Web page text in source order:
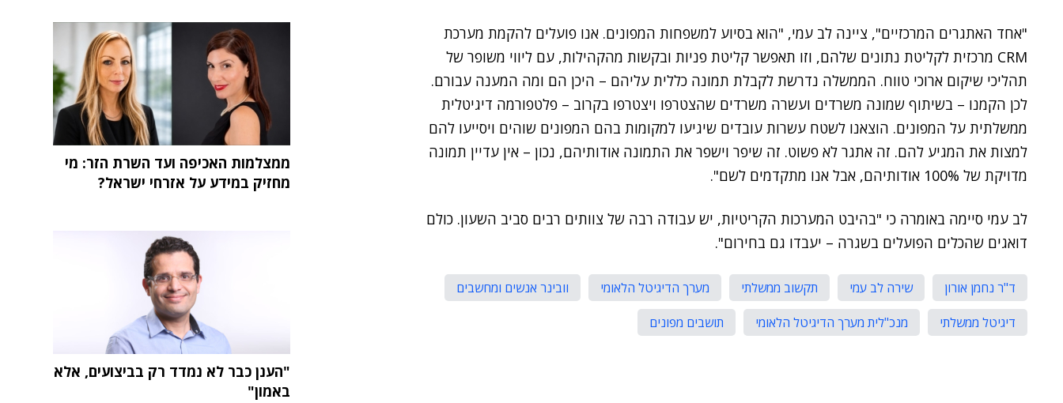
"אחד האתגרים המרכזיים", ציינה לב עמי, "הוא בסיוע למשפחות המפונים. אנו פועלים להקמת מערכת
CRM מרכזית לקליטת נתונים שלהם, וזו תאפשר קליטת פניות ובקשות מהקהילות, עם ליווי משופר של
תהליכי שיקום ארוכי טווח. הממשלה נדרשת לקבלת תמונה כללית עליהם – היכן הם ומה המענה עבורם.
לכן הקמנו – בשיתוף שמונה משרדים ועשרה משרדים שהצטרפו ויצטרפו בקרוב – פלטפורמה דיגיטלית
ממשלתית על המפונים. הוצאנו לשטח עשרות עובדים שיגיעו למקומות בהם המפונים שוהים ויסייעו להם
למצות את המגיע להם. זה אתגר לא פשוט. זה שיפר וישפר את התמונה אודותיהם, נכון – אין עדיין תמונה
מדויקת של 100% אודותיהם, אבל אנו מתקדמים לשם".
לב עמי סיימה באומרה כי "בהיבט המערכות הקריטיות, יש עבודה רבה של צוותים רבים סביב השעון. כולם
דואגים שהכלים הפועלים בשגרה – יעבדו גם בחירום".
ד"ר נחמן אורון שירה לב עמי תקשוב ממשלתי מערך הדיגיטל הלאומי
וובינר אנשים ומחשבים
דיגיטל ממשלתי
מנכ"לית מערך הדיגיטל הלאומי תושבים מפונים
ממצלמות האכיפה ועד השרת הזר: מי
מחזיק במידע על אזרחי ישראל?
"הענן כבר לא נמדד רק בביצועים, אלא
באמון"